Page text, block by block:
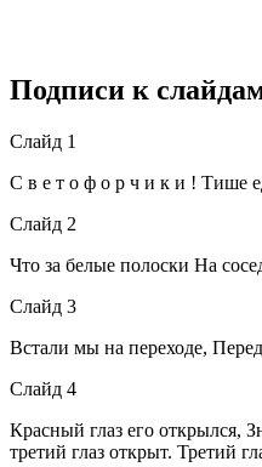
Подписи к
Слайд 1
С в е т о ф о р ч и к и ! Тише
Слайд 2
Что за белые полоски На
Слайд 3
Встали мы на переходе,
Слайд 4
Красный глаз его открылся,
третий глаз открыт. Третий